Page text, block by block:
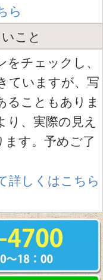
ら
こと
チェックし、
ていますが、写
ることもありま
、実際の見え
す。予めご了
詳しくはこちら